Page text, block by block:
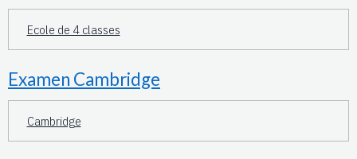
Ecole de 4 classes
Examen Cambridge
Cambridge